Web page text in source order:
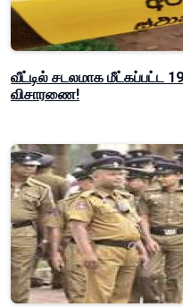
வீட்டில் சடலமாக மீட்கப்பட்ட
விசாரணை!